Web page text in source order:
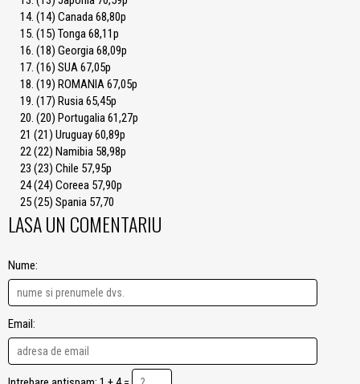
14. (14) Canada 68,80p
15. (15) Tonga 68,11p
16. (18) Georgia 68,09p
17. (16) SUA 67,05p
18. (19) ROMANIA 67,05p
19. (17) Rusia 65,45p
20. (20) Portugalia 61,27p
21 (21) Uruguay 60,89p
22 (22) Namibia 58,98p
23 (23) Chile 57,95p
24 (24) Coreea 57,90p
25 (25) Spania 57,70
LASA UN COMENTARIU
Nume:
Email: